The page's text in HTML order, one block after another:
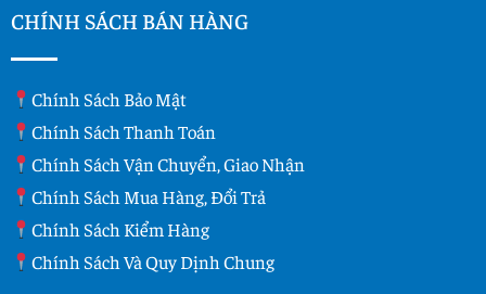
CHÍNH SÁCH BÁN HÀNG
Chính Sách Bảo Mật
Chính Sách Thanh Toán
Chính Sách Vận Chuyển, Giao Nhận
Chính Sách Mua Hàng, Đổi Trả
Chính Sách Kiểm Hàng
Chính Sách Và Quy Dịnh Chung